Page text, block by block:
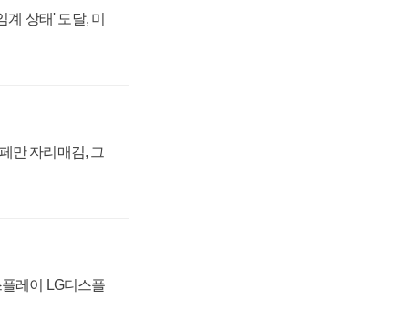
상태' 도달, 미
만 자리매김, 그
레이 LG디스플